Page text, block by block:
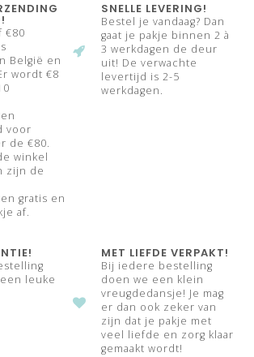
€80
België en
wordt €8
voor
de €80.
winkel
zijn de
gratis en
af.
SNELLE LEVERING!
Bestel je vandaag? Dan
gaat je pakje binnen 2 à
3 werkdagen de deur
uit! De verwachte
levertijd is 2-5
werkdagen.
leuke
MET LIEFDE VERPAKT!
Bij iedere bestelling
doen we een klein
vreugdedansje! Je mag
er dan ook zeker van
zijn dat je pakje met
veel liefde en zorg klaar
gemaakt wordt!